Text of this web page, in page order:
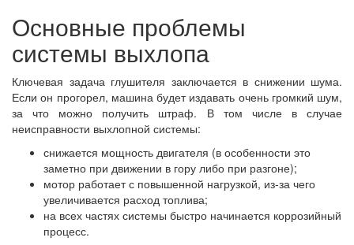
Основные проблемы
системы выхлопа
Ключевая задача глушителя заключается в снижении шума.
Если он прогорел, машина будет издавать очень громкий шум,
за что можно получить штраф. В том числе в случае
неисправности выхлопной системы:
снижается мощность двигателя (в особенности это
заметно при движении в гору либо при разгоне);
мотор работает с повышенной нагрузкой, из-за чего
увеличивается расход топлива;
на всех частях системы быстро начинается коррозийный
процесс.